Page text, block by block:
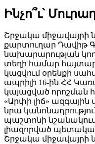
Ինչո՞ւ՝
Շրջակա միջավայրի
քարտուղար Դավիթ
նախարարության
տեղի համար
կացվում օրենքի
ապրիլի 16-ին ՀՀ
կայացված որոշման
«Արփի լիճ»
նրա
պաշտոնի
լիազորված
Շրջակա միջավայրի